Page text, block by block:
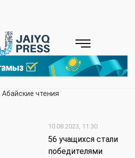
Абайские чтения
10.08.2023, 11:30
56 учащихся стали
победителями